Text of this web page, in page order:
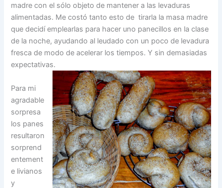
madre con el sólo objeto de mantener a las levaduras
alimentadas. Me costó tanto esto de tirarla la masa madre
que decidí emplearlas para hacer uno panecillos en la clase
de la noche, ayudando al leudado con un poco de levadura
fresca de modo de acelerar los tiempos. Y sin demasiadas
expectativas.
Para mi
agradable
sorpresa
los panes
resultaron
sorprend
entement
e livianos
y